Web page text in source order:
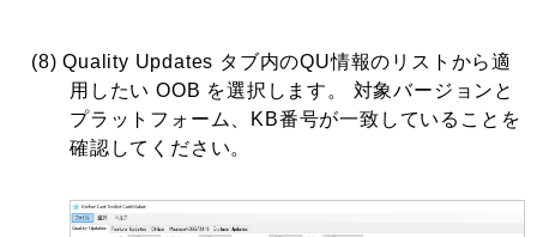
(8) Quality Updates タブ内のQU情報のリストから適
用したい OOB を選択します。 対象バージョンと
プラットフォーム、KB番号が一致していることを
確認してください。